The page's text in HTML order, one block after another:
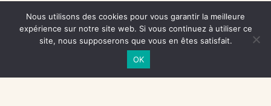
NOS SOUTIENS
Nous utilisons des cookies pour vous garantir la meilleure
expérience sur notre site web. Si vous continuez à utiliser ce
site, nous supposerons que vous en êtes satisfait.
OK